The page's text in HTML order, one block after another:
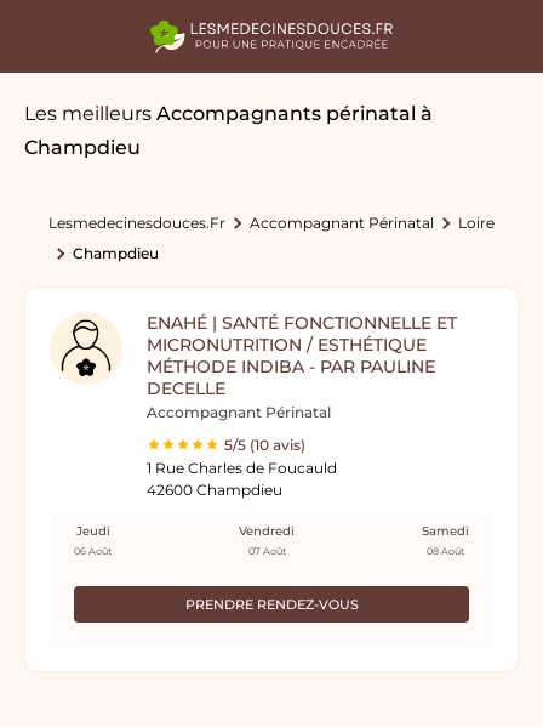
Les meilleurs Accompagnants périnatal à
Champdieu
Lesmedecinesdouces.fr Accompagnant Périnatal
Loire
Champdieu
ENAHÉ | SANTÉ FONCTIONNELLE ET
MICRONUTRITION / ESTHÉTIQUE
MÉTHODE INDIBA - PAR PAULINE
DECELLE
Accompagnant Périnatal
5/5 (10 avis)
1 Rue Charles de Foucauld
42600 Champdieu
PRENDRE RENDEZ-VOUS
Jeudi
06 Août
Vendredi
07 Août
Samedi
08 Août